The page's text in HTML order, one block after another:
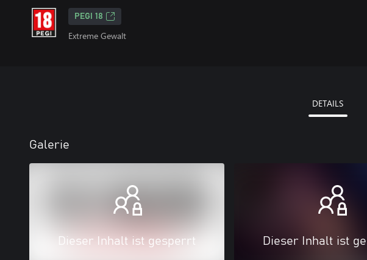
PEGI 18
Extreme Gewalt
DETAILS
Galerie
Dieser Inhalt ist gesperrt Dieser Inhalt ist